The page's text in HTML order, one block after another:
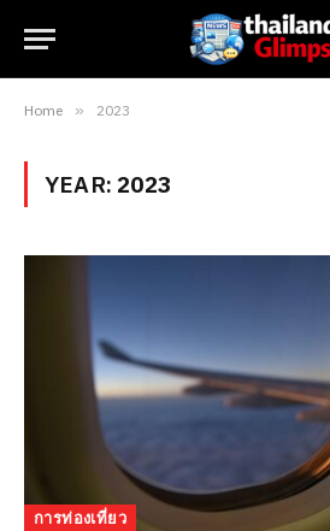
Home » 2023
YEAR: 2023
การท่องเที่ยว